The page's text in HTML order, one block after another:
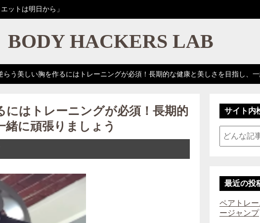
ットは明日から」
BODY HACKERS LAB
らう美しい胸を作るにはトレーニングが必須！長期的な健康と美しさを目指し、
にはトレーニングが必須！長期的
に頑張りましょう
サイト内
最近の投
ペアトレ
ージャンプ